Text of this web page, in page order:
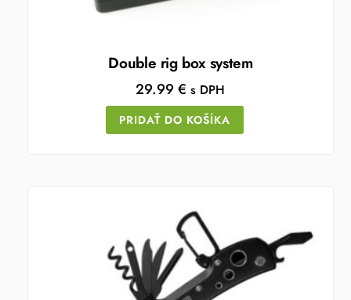
Double rig box system
29.99€ s DPH
PRIDAŤ DO KOŠÍKA